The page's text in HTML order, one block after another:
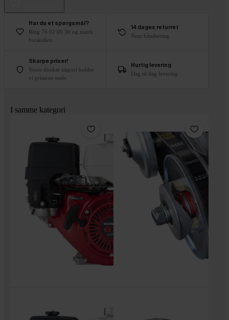
Har du et spørgsmål?
Ring 76 62 00 36 og mærk
forskellen.
14 dages returret
Nem håndtering
Skarpe priser!
Vores direkte import holder
vi priserne nede.
Hurtig levering
Dag til dag levering
I samme kategori